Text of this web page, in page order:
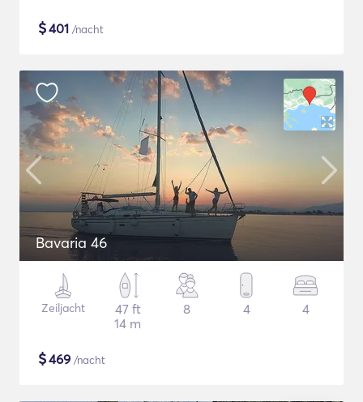
$401 /nacht
Bavaria 46
Zeiljacht
47 ft
14 m
8 4 4
$469 /nacht